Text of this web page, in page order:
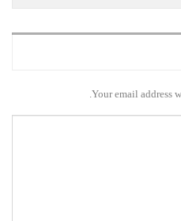
Your email address